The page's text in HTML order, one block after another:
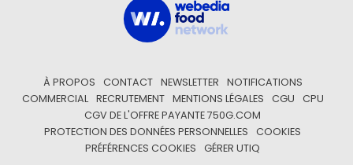
À PROPOS CONTACT NEWSLETTER
NOTIFICATIONS
COMMERCIAL
RECRUTEMENT MENTIONS LÉGALES CGU
CPU
CGV DE L'OFFRE PAYANTE 750G.COM
PROTECTION DES DONNÉES PERSONNELLES
COOKIES
PRÉFÉRENCES COOKIES
GÉRER UTIQ